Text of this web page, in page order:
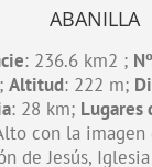
ABANILLA
: 236.6 km2 ;
Altitud: 222 m;
: 28 km; Lugares
con la imagen
de Jesús,